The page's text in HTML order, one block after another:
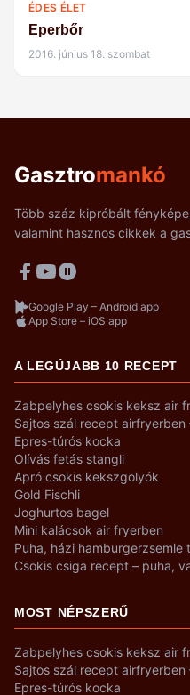
ÉDES ÉLET
Eperbőr
2016. június 18. szombat
Gasztromankó
Több száz kipróbált
valamint hasznos cikkek a
Google Play – Android app
App Store – iOS app
A LEGÚJABB 10 RECEPT
Zabpelyhes csokis keksz air
Sajtos szál recept airfryerben
Epres-túrós kocka
Olívás fetás stangli
Apró csokis kekszgolyók
Gold Fischli
Joghurtos bagel
Mini kalácsok air fryerben
Puha, házi
Csokis csiga recept – puha,
MOST NÉPSZERŰ
Zabpelyhes csokis keksz air
Sajtos szál recept airfryerben
Epres-túrós kocka